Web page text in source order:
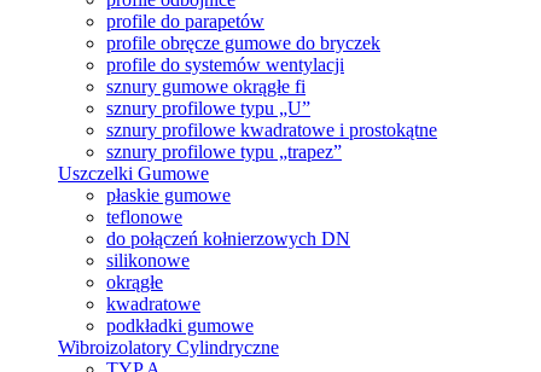
profile do parapetów
profile obręcze gumowe do bryczek
profile do systemów wentylacji
sznury gumowe okrągłe fi
sznury profilowe typu „U”
sznury profilowe kwadratowe i prostokątne
sznury profilowe typu „trapez”
Uszczelki Gumowe
płaskie gumowe
teflonowe
do połączeń kołnierzowych DN
silikonowe
okrągłe
kwadratowe
podkładki gumowe
Wibroizolatory Cylindryczne